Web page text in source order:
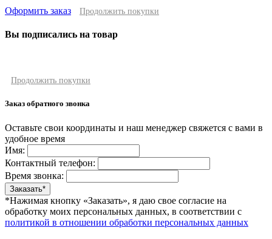
Оформить заказ Продолжить покупки
Вы подписались на товар
Продолжить покупки
Заказ обратного звонка
Оставьте свои координаты и наш менеджер свяжется с вами в
удобное время
Имя:
Контактный телефон:
Время звонка:
*Нажимая кнопку «Заказать», я даю свое согласие на
обработку моих персональных данных, в соответствии с
политикой в отношении обработки персональных данных